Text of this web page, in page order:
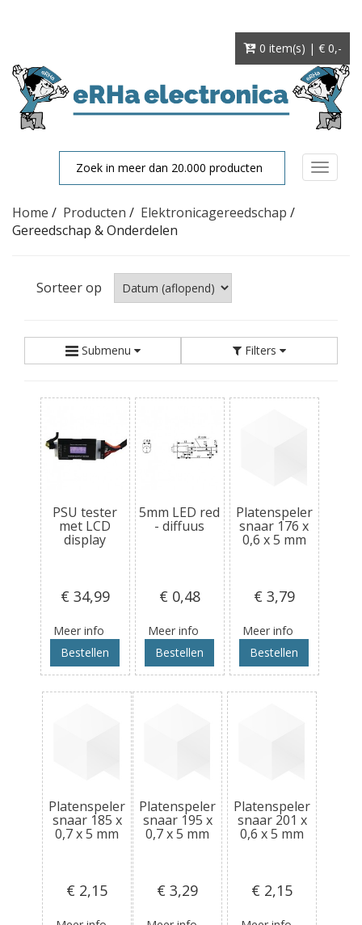
0 item(s) | € 0,-
Toggle
Home / Producten / Elektronicagereedschap /
Gereedschap & Onderdelen
Sorteer op
Submenu Filters
PSU tester
met LCD
display
€ 34,99
Meer info
Bestellen
5mm LED red
- diffuus
€ 0,48
Meer info
Bestellen
Platenspeler
snaar 176 x
0,6 x 5 mm
€ 3,79
Meer info
Bestellen
Platenspeler
snaar 185 x
0,7 x 5 mm
€ 2,15
Platenspeler
snaar 195 x
0,7 x 5 mm
€ 3,29
Platenspeler
snaar 201 x
0,6 x 5 mm
€ 2,15